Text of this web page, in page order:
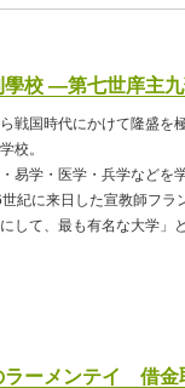
學校 ―第七世庠主
戦国時代にかけて隆盛を
校。
易学・医学・兵学などを
紀に来日した宣教師フラ
して、最も有名な大学」
ラーメンテイ 借金